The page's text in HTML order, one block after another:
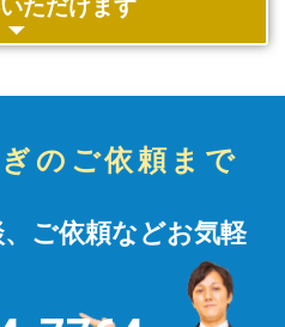
ただけます
のご依頼まで
ご依頼などお気軽